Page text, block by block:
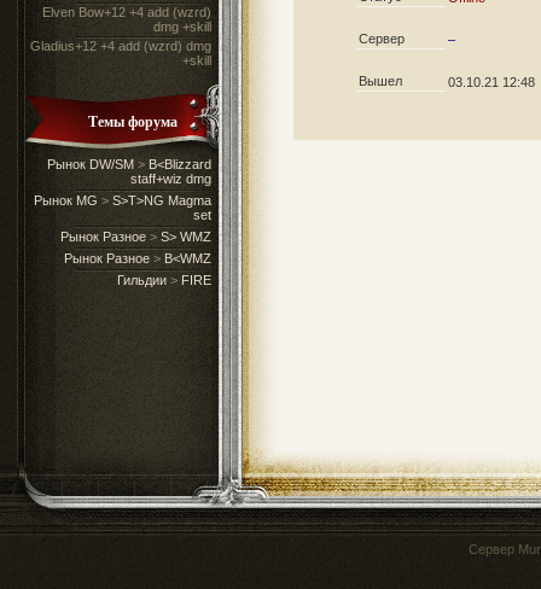
Elven Bow+12 +4 add (wzrd)
dmg +skill
Gladius+12 +4 add (wzrd) dmg
+skill
Темы форума
Рынок DW/SM > B<Blizzard
staff+wiz dmg
Рынок MG > S>T>NG Magma
set
Рынок Разное > S> WMZ
Рынок Разное > B<WMZ
Гильдии > FIRE
Сервер –
Вышел 03.10.21 12:48
Сервер